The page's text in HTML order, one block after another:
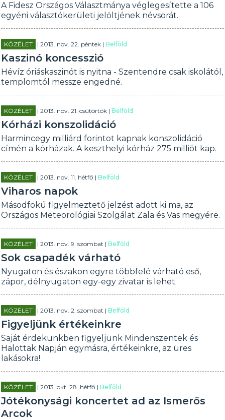
A Fidesz Országos Választmánya véglegesítette a 106
egyéni választókerületi jelöltjének névsorát.
KÖZÉLET | 2013. nov. 22. péntek |Belföld
Kaszinó koncesszió
Hévíz óriáskaszinót is nyitna - Szentendre csak iskolától,
templomtól messze engedné.
KÖZÉLET | 2013. nov. 21. csütörtök |Belföld
Kórházi konszolidáció
Harmincegy milliárd forintot kapnak konszolidáció
címén a kórházak. A keszthelyi kórház 275 milliót kap.
KÖZÉLET | 2013. nov. 11. hétfő |Belföld
Viharos napok
Másodfokú figyelmeztető jelzést adott ki ma, az
Országos Meteorológiai Szolgálat Zala és Vas megyére.
KÖZÉLET | 2013. nov. 9. szombat |Belföld
Sok csapadék várható
Nyugaton és északon egyre többfelé várható eső,
zápor, délnyugaton egy-egy zivatar is lehet.
KÖZÉLET | 2013. nov. 2. szombat |Belföld
Figyeljünk értékeinkre
Saját érdekünkben figyeljünk Mindenszentek és
Halottak Napján egymásra, értékeinkre, az üres
lakásokra!
KÖZÉLET | 2013. okt. 28. hétfő |Belföld
Jótékonysági koncertet ad az Ismerős
Arcok